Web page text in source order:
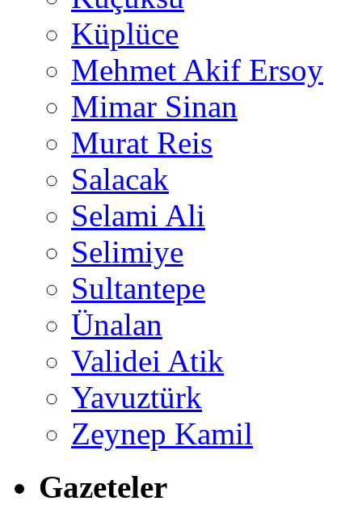
Küplüce
Mehmet Akif Ersoy
Mimar Sinan
Murat Reis
Salacak
Selami Ali
Selimiye
Sultantepe
Ünalan
Validei Atik
Yavuztürk
Zeynep Kamil
Gazeteler